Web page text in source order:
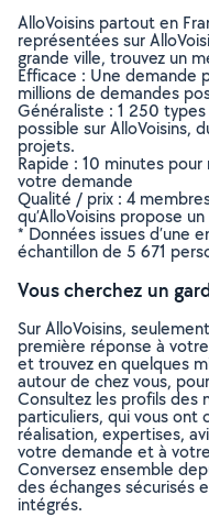
AlloVoisins partout en
représentées sur
grande ville, trouvez un
Efficace : Une demande
millions de demandes
Généraliste : 1 250
possible sur AlloVoisins,
projets.
Rapide : 10 minutes
votre demande
Qualité / prix : 4
qu’AlloVoisins propose
* Données issues d’une
échantillon de 5 671
Vous cherchez un
Sur AlloVoisins,
première réponse à
et trouvez en quelques
autour de chez vous,
Consultez les profils des
particuliers, qui vous
réalisation, expertises,
votre demande et à
Conversez ensemble
des échanges sécurisés
intégrés.